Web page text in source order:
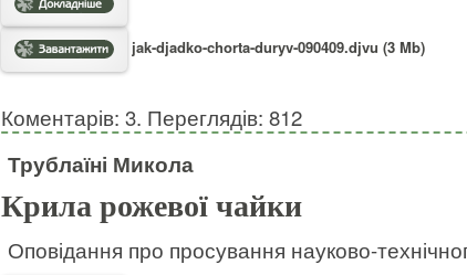
jak-djadko-chorta-duryv-090409.djvu (3 Mb)
Коментарів: 3. Переглядів: 812
Трублаїні Микола
Крила рожевої чайки
Оповідання про просування науково-